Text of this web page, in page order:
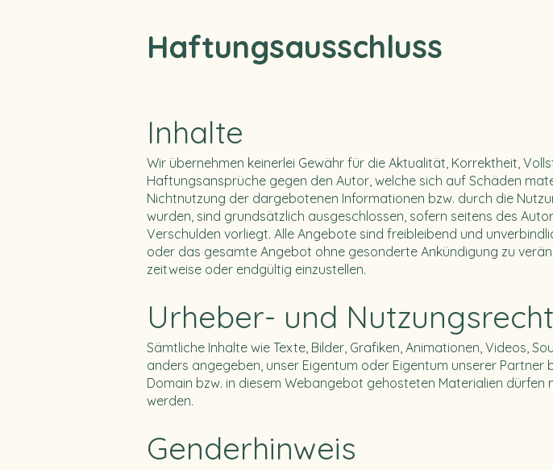
Haftungsausschluss
Inhalte
Wir übernehmen keinerlei Gewähr für die Aktualität, Korrektheit,
Haftungsansprüche gegen den Autor, welche sich auf Schäden
Nichtnutzung der dargebotenen Informationen bzw. durch die
wurden, sind grundsätzlich ausgeschlossen, sofern seitens des
Verschulden vorliegt. Alle Angebote sind freibleibend und
oder das gesamte Angebot ohne gesonderte Ankündigung zu
zeitweise oder endgültig einzustellen.
Urheber- und
Sämtliche Inhalte wie Texte, Bilder, Grafiken, Animationen, Videos,
anders angegeben, unser Eigentum oder Eigentum unserer
Domain bzw. in diesem Webangebot gehosteten Materialien
werden.
Genderhinweis